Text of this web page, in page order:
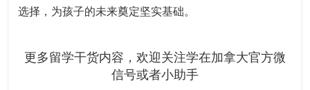
选择，为孩子的未来奠定坚实基础。
更多留学干货内容，欢迎关注学在加拿大官方微
信号或者小助手